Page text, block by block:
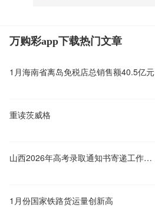
万购彩app下载热门文章
1月海南省离岛免税店总销售额40.5亿元
重读茨威格
山西2026年高考录取通知书寄递工作全面启动！
1月份国家铁路货运量创新高